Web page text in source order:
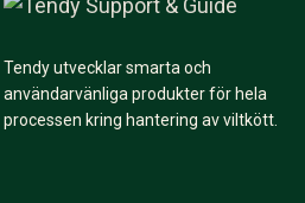
Tendy utvecklar smarta och
användarvänliga produkter för hela
processen kring hantering av viltkött.